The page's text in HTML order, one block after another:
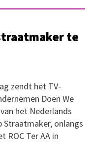
te
zendt het TV-
Doen We
het Nederlands
Straatmaker, onlangs
ROC Ter AA in